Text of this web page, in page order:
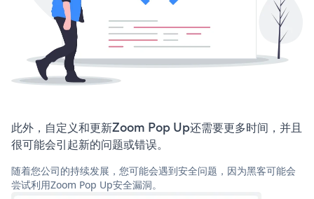
此外，自定义和更新Zoom Pop Up还需要更多时间，并且
很可能会引起新的问题或错误。
随着您公司的持续发展，您可能会遇到安全问题，因为黑客可能会
尝试利用Zoom Pop Up安全漏洞。